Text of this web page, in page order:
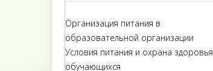
Организация питания в
образовательной организации
Условия питания и охрана здоровья
обучающихся